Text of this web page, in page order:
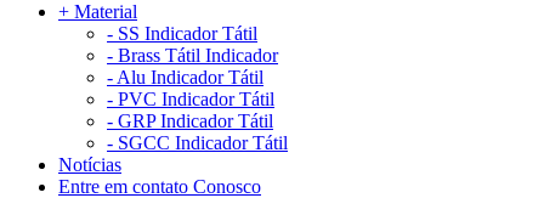
+ Material
- SS Indicador Tátil
- Brass Tátil Indicador
- Alu Indicador Tátil
- PVC Indicador Tátil
- GRP Indicador Tátil
- SGCC Indicador Tátil
Notícias
Entre em contato Conosco